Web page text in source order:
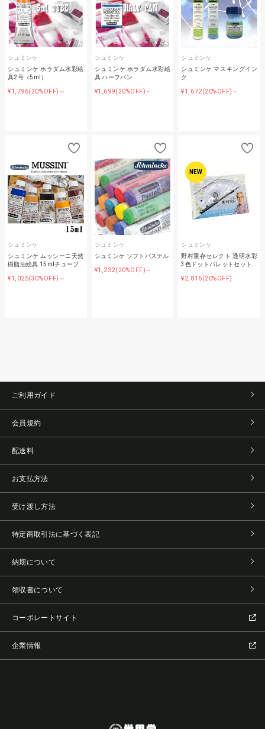
シュミンケ
シュミンケ ホラダム水彩絵
具2号（5ml）
¥1,796(20%OFF)～
シュミンケ
シュミンケ ホラダム水彩絵
具 ハーフパン
¥1,699(20%OFF)～
シュミンケ
シュミンケ マスキングイン
ク
¥1,672(20%OFF)～
シュミンケ
シュミンケ ムッシーニ天然
樹脂油絵具 15mlチューブ
¥1,025(30%OFF)～
シュミンケ
シュミンケ ソフトパステル
¥1,232(20%OFF)～
NEW
シュミンケ
野村重存セレクト 透明水彩
3色ドットパレットセット…
¥2,816(20%OFF)
ご利用ガイド
会員規約
配送料
お支払方法
受け渡し方法
特定商取引法に基づく表記
納期について
領収書について
コーポレートサイト
企業情報